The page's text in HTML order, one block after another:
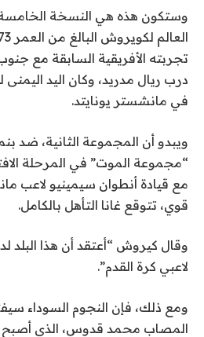
وستكون هذه هي النسخة
تجربته الأفريقية السابقة مع
درب ريال مدريد، وكان اليد
في مانشستر يونايتد.
ويبدو أن المجموعة الثانية، ضد
“مجموعة الموت” في المرحلة
مع قيادة أنطوان سيمينيو لاعب
قوي، تتوقع غانا التأهل بالكامل.
وقال كيروش “أعتقد أن هذا البلد
لاعبي كرة القدم”.
ومع ذلك، فإن النجوم السوداء
المصاب محمد قدوس، الذي أصبح